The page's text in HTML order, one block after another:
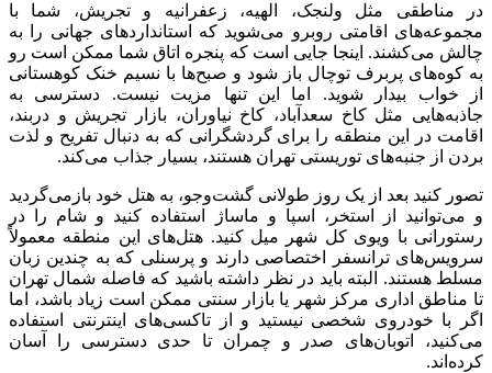
در مناطقی مثل ولنجک، الهیه، زعفرانیه و تجریش، شما با
مجموعه‌های اقامتی روبرو می‌شوید که استانداردهای جهانی را به
چالش می‌کشند. اینجا جایی است که پنجره اتاق شما ممکن است رو
به کوه‌های پربرف توچال باز شود و صبح‌ها با نسیم خنک کوهستانی
از خواب بیدار شوید. اما این تنها مزیت نیست. دسترسی به
جاذبه‌هایی مثل کاخ سعدآباد، کاخ نیاوران، بازار تجریش و دربند،
اقامت در این منطقه را برای گردشگرانی که به دنبال تفریح و لذت
بردن از جنبه‌های توریستی تهران هستند، بسیار جذاب می‌کند.
تصور کنید بعد از یک روز طولانی گشت‌وجو، به هتل خود بازمی‌گردید
و می‌توانید از استخر، اسپا و ماساژ استفاده کنید و شام را در
رستورانی با ویوی کل شهر میل کنید. هتل‌های این منطقه معمولاً
سرویس‌های ترانسفر اختصاصی دارند و پرسنلی که به چندین زبان
مسلط هستند. البته باید در نظر داشته باشید که فاصله شمال تهران
تا مناطق اداری مرکز شهر یا بازار سنتی ممکن است زیاد باشد، اما
اگر با خودروی شخصی نیستید و از تاکسی‌های اینترنتی استفاده
می‌کنید، اتوبان‌های صدر و چمران تا حدی دسترسی را آسان
کرده‌اند.